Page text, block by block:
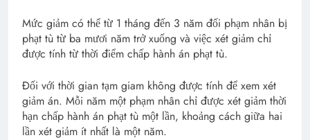
Mức giảm có thể từ 1 tháng đến 3 năm đối phạm nhân bị
phạt tù từ ba mươi năm trở xuống và việc xét giảm chỉ
được tính từ thời điểm chấp hành án phạt tù.
Đối với thời gian tạm giam không được tính để xem xét
giảm án. Mỗi năm một phạm nhân chỉ được xét giảm thời
hạn chấp hành án phạt tù một lần, khoảng cách giữa hai
lần xét giảm ít nhất là một năm.